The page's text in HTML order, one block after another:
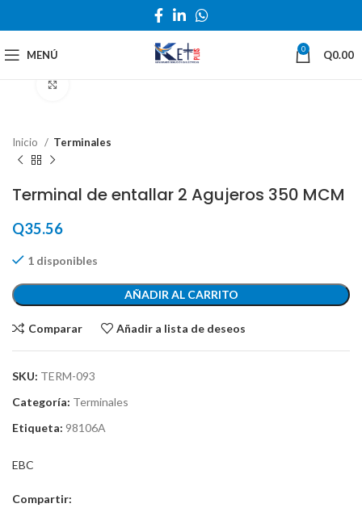
MENÚ 0 Q0.00
Inicio Terminales
Terminal de entallar 2 Agujeros 350 MCM
Q35.56
1 disponibles
AÑADIR AL CARRITO
Comparar Añadir a lista de deseos
SKU: TERM-093
Categoría: Terminales
Etiqueta: 98106A
EBC
Compartir: